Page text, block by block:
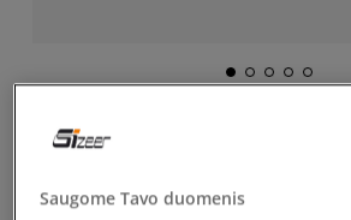
ASICS GEL-LYTE III
Saugome Tavo duomenis